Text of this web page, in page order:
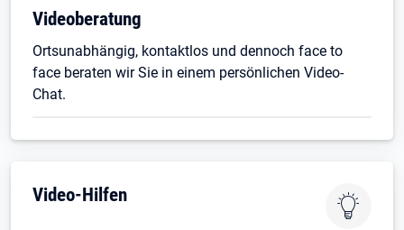
Videoberatung
Ortsunabhängig, kontaktlos und dennoch face to
face beraten wir Sie in einem persönlichen Video-
Chat.
Video-Hilfen